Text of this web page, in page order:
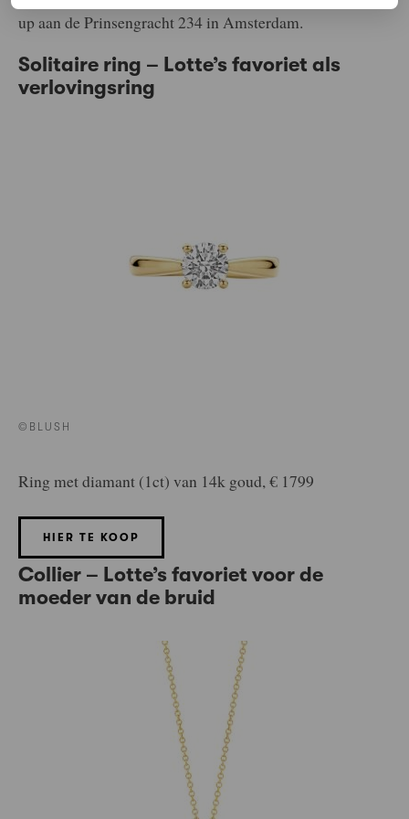
up aan de Prinsengracht 234 in Amsterdam.
Solitaire ring – Lotte’s favoriet als
verlovingsring
©BLUSH
Ring met diamant (1ct) van 14k goud, € 1799
HIER TE KOOP
Collier – Lotte’s favoriet voor de
moeder van de bruid